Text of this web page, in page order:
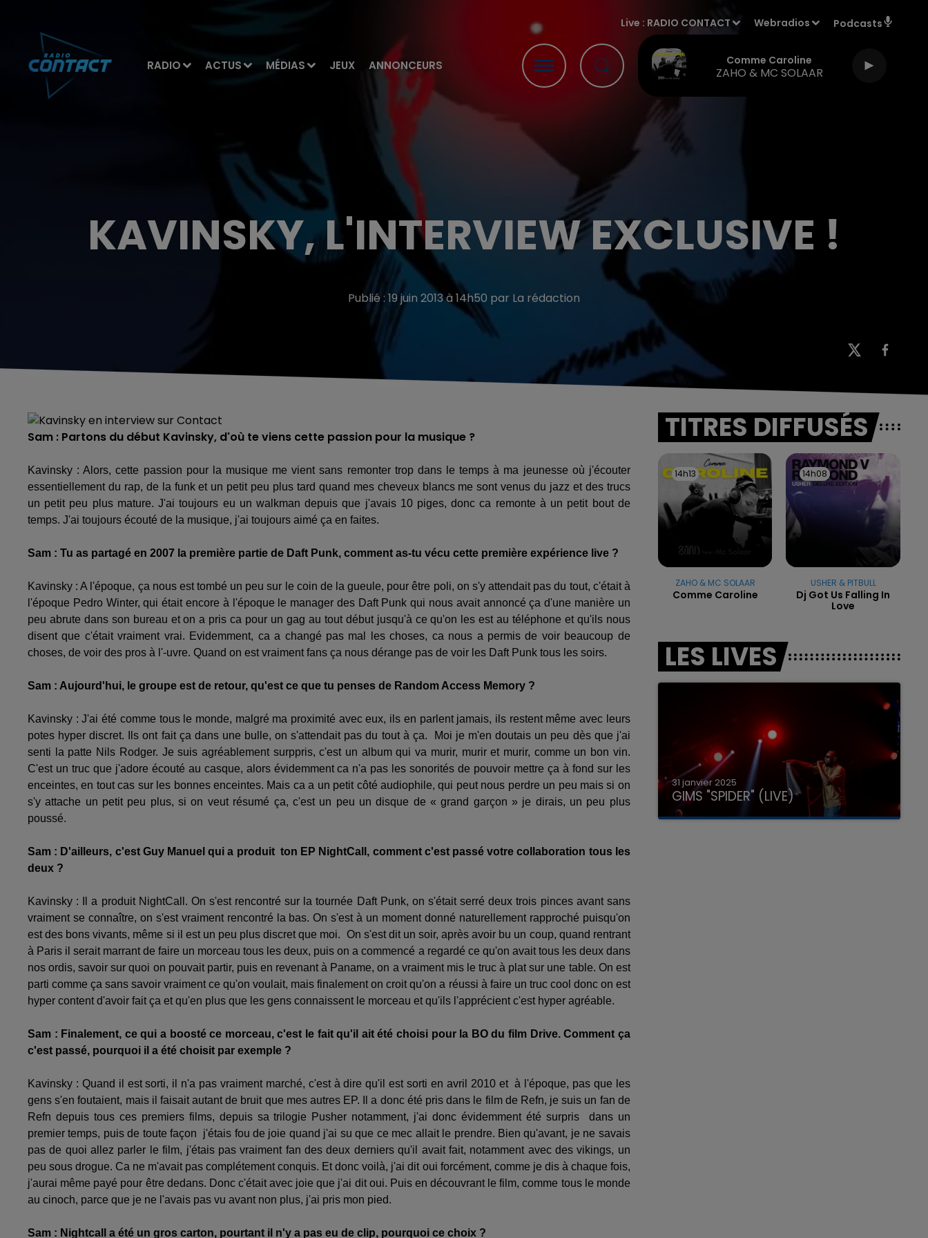
RADIO ACTUS MÉDIAS JEUX ANNONCEURS
Live : RADIO CONTACT Webradios Podcasts
Comme Caroline
ZAHO & MC SOLAAR
KAVINSKY, L'INTERVIEW EXCLUSIVE !
Publié : 19 juin 2013 à 14h50 par La rédaction
Sam : Partons du début Kavinsky, d'où te viens cette passion pour la musique ?
Kavinsky : Alors, cette passion pour la musique me vient sans remonter trop dans le temps à ma jeunesse où j'écouter
essentiellement du rap, de la funk et un petit peu plus tard quand mes cheveux blancs me sont venus du jazz et des trucs
un petit peu plus mature. J'ai toujours eu un walkman depuis que j'avais 10 piges, donc ca remonte à un petit bout de
temps. J'ai toujours écouté de la musique, j'ai toujours aimé ça en faites.
Sam : Tu as partagé en 2007 la première partie de Daft Punk, comment as-tu vécu cette première expérience live ?
Kavinsky : A l'époque, ça nous est tombé un peu sur le coin de la gueule, pour être poli, on s'y attendait pas du tout, c'était à
l'époque Pedro Winter, qui était encore à l'époque le manager des Daft Punk qui nous avait annoncé ça d'une manière un
peu abrute dans son bureau et on a pris ca pour un gag au tout début jusqu'à ce qu'on les est au téléphone et qu'ils nous
disent que c'était vraiment vrai. Evidemment, ca a changé pas mal les choses, ca nous a permis de voir beaucoup de
choses, de voir des pros à l'-uvre. Quand on est vraiment fans ça nous dérange pas de voir les Daft Punk tous les soirs.
Sam : Aujourd'hui, le groupe est de retour, qu'est ce que tu penses de Random Access Memory ?
Kavinsky : J'ai été comme tous le monde, malgré ma proximité avec eux, ils en parlent jamais, ils restent même avec leurs
potes hyper discret. Ils ont fait ça dans une bulle, on s'attendait pas du tout à ça. Moi je m'en doutais un peu dès que j'ai
senti la patte Nils Rodger. Je suis agréablement surppris, c'est un album qui va murir, murir et murir, comme un bon vin.
C'est un truc que j'adore écouté au casque, alors évidemment ca n'a pas les sonorités de pouvoir mettre ça à fond sur les
enceintes, en tout cas sur les bonnes enceintes. Mais ca a un petit côté audiophile, qui peut nous perdre un peu mais si on
s'y attache un petit peu plus, si on veut résumé ça, c'est un peu un disque de « grand garçon » je dirais, un peu plus
poussé.
Sam : D'ailleurs, c'est Guy Manuel qui a produit ton EP NightCall, comment c'est passé votre collaboration tous les
deux ?
Kavinsky : Il a produit NightCall. On s'est rencontré sur la tournée Daft Punk, on s'était serré deux trois pinces avant sans
vraiment se connaître, on s'est vraiment rencontré la bas. On s'est à un moment donné naturellement rapproché puisqu'on
est des bons vivants, même si il est un peu plus discret que moi. On s'est dit un soir, après avoir bu un coup, quand rentrant
à Paris il serait marrant de faire un morceau tous les deux, puis on a commencé a regardé ce qu'on avait tous les deux dans
nos ordis, savoir sur quoi on pouvait partir, puis en revenant à Paname, on a vraiment mis le truc à plat sur une table. On est
parti comme ça sans savoir vraiment ce qu'on voulait, mais finalement on croit qu'on a réussi à faire un truc cool donc on est
hyper content d'avoir fait ça et qu'en plus que les gens connaissent le morceau et qu'ils l'apprécient c'est hyper agréable.
Sam : Finalement, ce qui a boosté ce morceau, c'est le fait qu'il ait été choisi pour la BO du film Drive. Comment ça
c'est passé, pourquoi il a été choisit par exemple ?
Kavinsky : Quand il est sorti, il n'a pas vraiment marché, c'est à dire qu'il est sorti en avril 2010 et à l'époque, pas que les
gens s'en foutaient, mais il faisait autant de bruit que mes autres EP. Il a donc été pris dans le film de Refn, je suis un fan de
Refn depuis tous ces premiers films, depuis sa trilogie Pusher notamment, j'ai donc évidemment été surpris dans un
premier temps, puis de toute façon j'étais fou de joie quand j'ai su que ce mec allait le prendre. Bien qu'avant, je ne savais
pas de quoi allez parler le film, j'étais pas vraiment fan des deux derniers qu'il avait fait, notamment avec des vikings, un
peu sous drogue. Ca ne m'avait pas complétement conquis. Et donc voilà, j'ai dit oui forcément, comme je dis à chaque fois,
j'aurai même payé pour être dedans. Donc c'était avec joie que j'ai dit oui. Puis en découvrant le film, comme tous le monde
au cinoch, parce que je ne l'avais pas vu avant non plus, j'ai pris mon pied.
Sam : Nightcall a été un gros carton, pourtant il n'y a pas eu de clip, pourquoi ce choix ?
TITRES DIFFUSÉS
14h13
14h13
ZAHO & MC SOLAAR
Comme Caroline
14h08
14h08
USHER & PITBULL
Dj Got Us Falling In
Love
LES LIVES
31 janvier 2025
GIMS "SPIDER" (LIVE)